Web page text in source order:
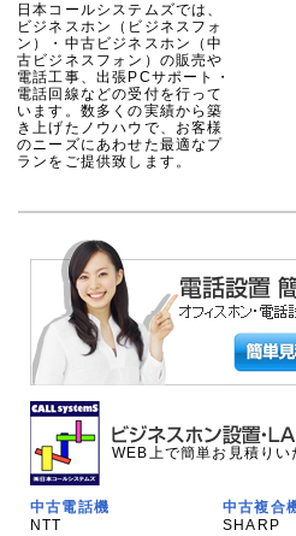
日本コールシステムズでは、
ビジネスホン（ビジネスフォ
ン）・中古ビジネスホン（中
古ビジネスフォン）の販売や
電話工事、出張PCサポート・
電話回線などの受付を行って
います。数多くの実績から築
き上げたノウハウで、お客様
のニーズにあわせた最適なプ
ランをご提供致します。
WEB上で簡単お見積り
中古電話機
NTT
中古複合
SHARP